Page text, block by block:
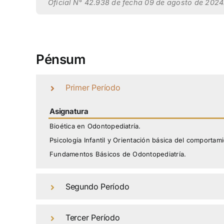
Oficial N° 42.938 de fecha 09 de agosto de
Pénsum
Primer Período
Asignatura
Bioética en Odontopediatría.
Psicología Infantil y Orientación básica del
Fundamentos Básicos de Odontopediatría.
Segundo Período
Tercer Período